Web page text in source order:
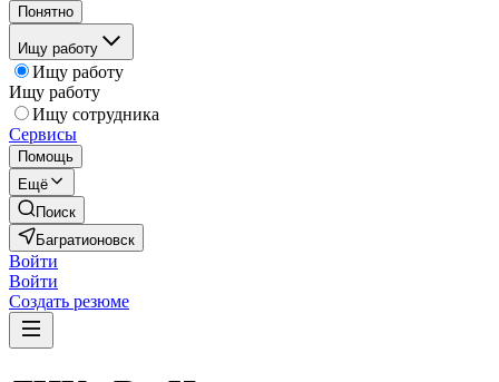
Понятно
Ищу работу
Ищу работу
Ищу работу
Ищу сотрудника
Сервисы
Помощь
Ещё
Поиск
Багратионовск
Войти
Войти
Создать резюме